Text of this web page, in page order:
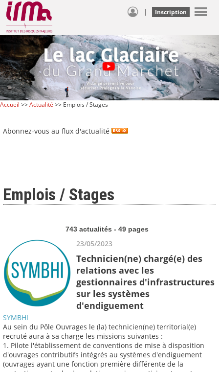
| Inscription
Accueil >>Actualité >> Emplois / Stages
Abonnez-vous au flux d'actualité
Emplois / Stages
743 actualités - 49 pages
23/05/2023
Technicien(ne) chargé(e) des
relations avec les
gestionnaires d'infrastructures
sur les systèmes
d'endiguement
SYMBHI
Au sein du Pôle Ouvrages le (la) technicien(ne) territorial(e)
recruté aura à sa charge les missions suivantes :
1. Pilote l'établissement de conventions de mise à disposition
d'ouvrages contributifs intégrés au systèmes d'endiguement
(ouvrages ayant une fonction première différente de la